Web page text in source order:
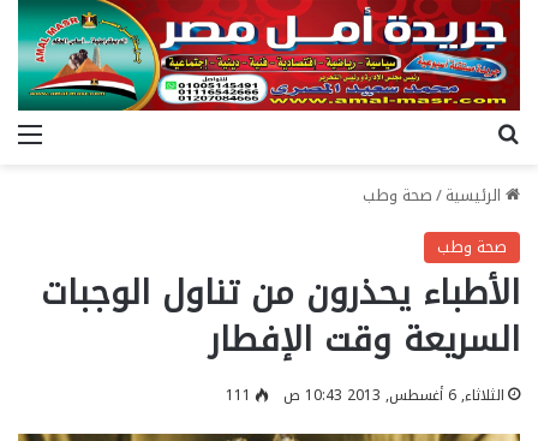
الرئيسية/صحة وطب
صحة وطب
الأطباء يحذرون من تناول الوجبات
السريعة وقت الإفطار
الثلاثاء, 6 أغسطس, 2013 10:43 ص 111